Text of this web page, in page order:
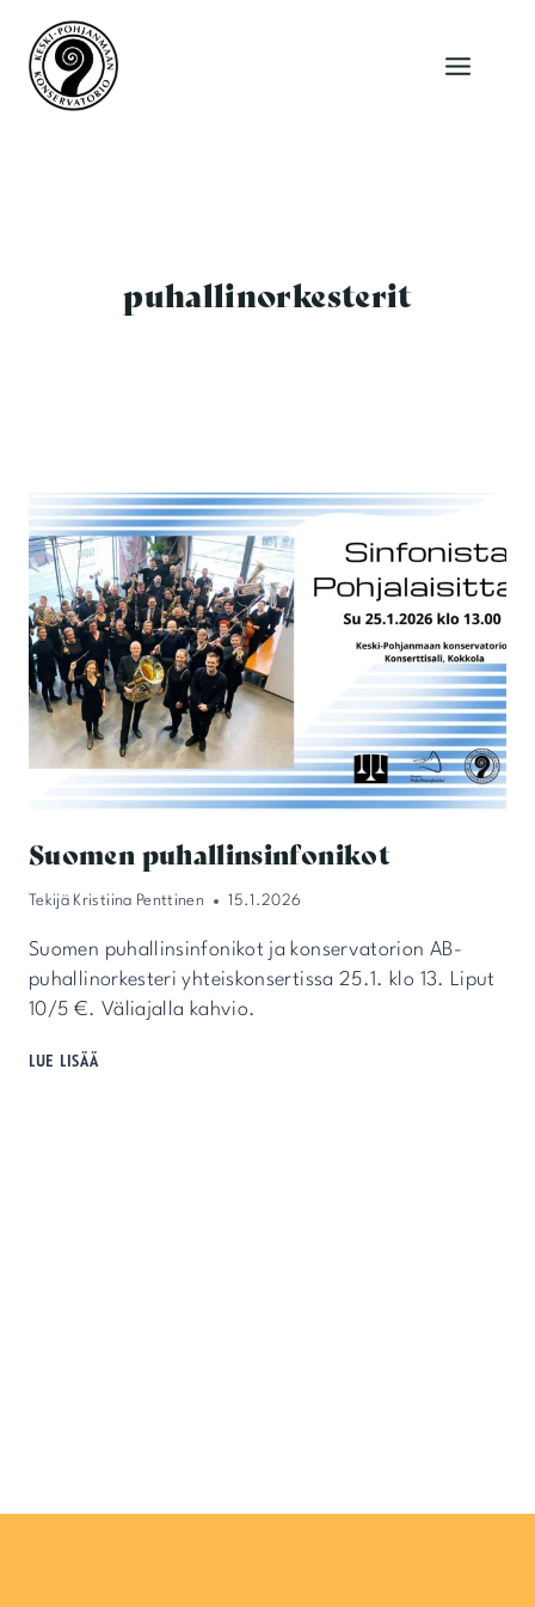
sisältöön
puhallinorkesterit
Suomen puhallinsinfonikot
Tekijä Kristiina Penttinen 15.1.2026
Suomen puhallinsinfonikot ja konservatorion AB-
puhallinorkesteri yhteiskonsertissa 25.1. klo 13. Liput
10/5 €. Väliajalla kahvio.
LUE LISÄÄ